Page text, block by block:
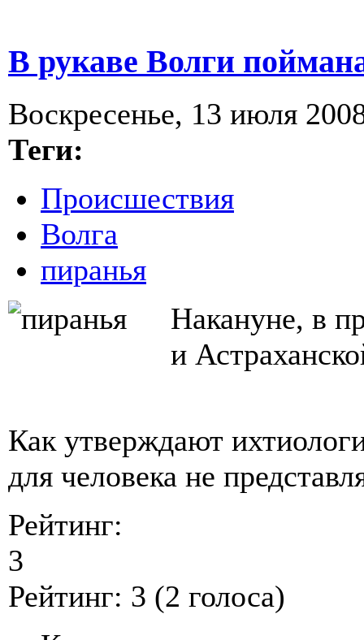
В рукаве Волги
Воскресенье, 13 июля
Теги:
Происшествия
Волга
пиранья
Накануне, в
и
Как утверждают
для человека не
Рейтинг:
3
Рейтинг: 3 (2 голоса)